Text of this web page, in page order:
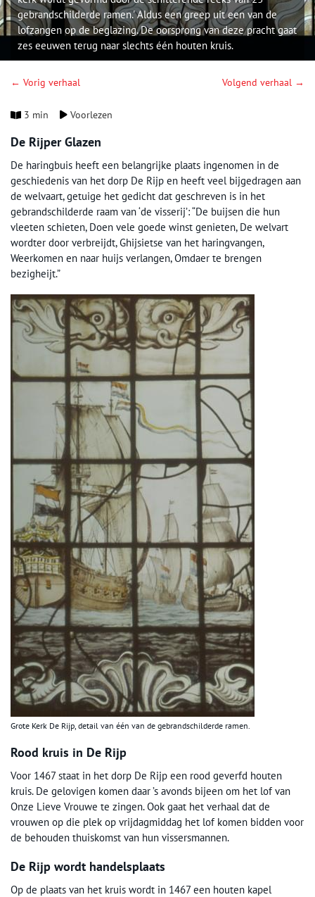
gebrandschilderde ramen.' Aldus een greep uit een van de
lofzangen op de beglazing. De oorsprong van deze pracht gaat
zes eeuwen terug naar slechts één houten kruis.
← Vorig verhaal Volgend verhaal →
3 min Voorlezen
De Rijper Glazen
De haringbuis heeft een belangrijke plaats ingenomen in de
geschiedenis van het dorp De Rijp en heeft veel bijgedragen aan
de welvaart, getuige het gedicht dat geschreven is in het
gebrandschilderde raam van ‘de visserij’: “De buijsen die hun
vleeten schieten, Doen vele goede winst genieten, De welvart
wordter door verbreijdt, Ghijsietse van het haringvangen,
Weerkomen en naar huijs verlangen, Omdaer te brengen
bezigheijt.”
Grote Kerk De Rijp, detail van één van de gebrandschilderde ramen.
Rood kruis in De Rijp
Voor 1467 staat in het dorp De Rijp een rood geverfd houten
kruis. De gelovigen komen daar ’s avonds bijeen om het lof van
Onze Lieve Vrouwe te zingen. Ook gaat het verhaal dat de
vrouwen op die plek op vrijdagmiddag het lof komen bidden voor
de behouden thuiskomst van hun vissersmannen.
De Rijp wordt handelsplaats
Op de plaats van het kruis wordt in 1467 een houten kapel